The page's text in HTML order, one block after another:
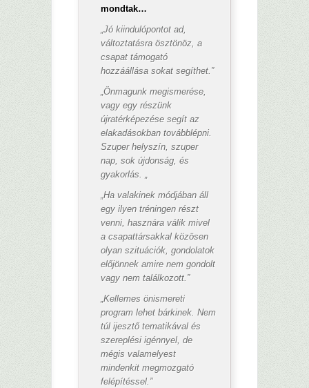
mondtak…
„Jó kiindulópontot ad,
változtatásra ösztönöz, a
csapat támogató
hozzáállása sokat segíthet.”
„Önmagunk megismerése,
vagy egy részünk
újratérképezése segít az
elakadásokban továbblépni.
Szuper helyszín, szuper
nap, sok újdonság, és
gyakorlás. „
„Ha valakinek módjában áll
egy ilyen tréningen részt
venni, hasznára válik mivel
a csapattársakkal közösen
olyan szituációk, gondolatok
előjönnek amire nem gondolt
vagy nem találkozott.”
„Kellemes önismereti
program lehet bárkinek. Nem
túl ijesztő tematikával és
szereplési igénnyel, de
mégis valamelyest
mindenkit megmozgató
felépítéssel.”